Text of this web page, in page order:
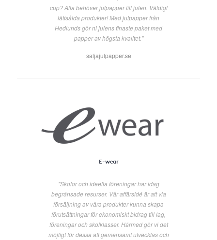
cup? Alla behöver julpapper till julen. Väldigt
lättsålda produkter! Med julpapper från
Hedlunds gör ni julens finaste paket med
papper av högsta kvalitet."
saljajulpapper.se
E-wear
"Skolor och ideella föreningar har idag
begränsade resurser. Vår affärsidé är att via
försäljning av våra produkter kunna skapa
förutsättningar för ekonomiskt bidrag till lag,
föreningar och skolklasser. Härmed gör vi det
möjligt för dessa att gemensamt utvecklas och